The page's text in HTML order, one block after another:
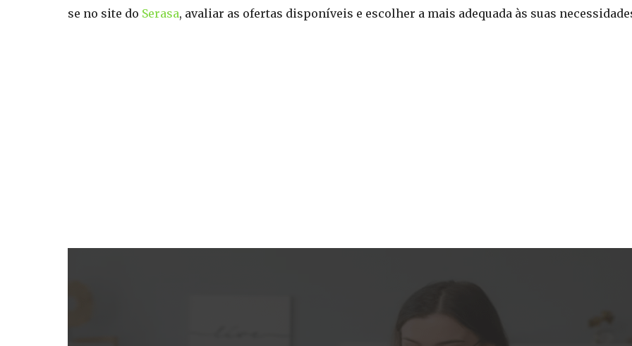
se no site do Serasa, avaliar as ofertas disponíveis e escolher a mais adequada às suas